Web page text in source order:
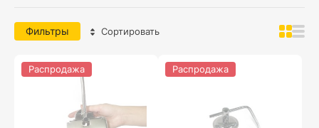
Фильтры Сортировать
Распродажа Распродажа